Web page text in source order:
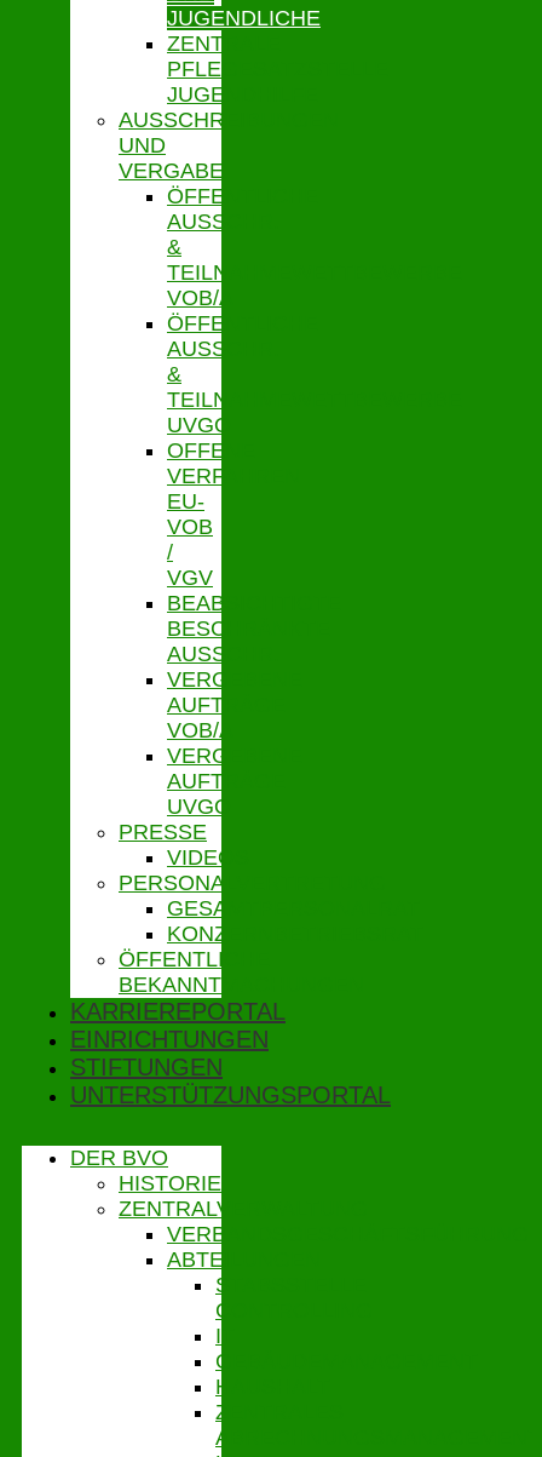
JUGENDLICHE
ZENTRALE
PFLEGESATZSTELLE
JUGENDHILFE
AUSSCHREIBUNGEN
UND
VERGABE
ÖFFENTLICHE
AUSSCHR.
&
TEILNAHMEWETTBEWERBE
VOB/A
ÖFFENTLICHE
AUSSCHR.
&
TEILNAHMEWETTBEWERBE
UVGO
OFFENE
VERFAHREN
EU-
VOB
/
VGV
BEABSICHTIGTE
BESCHRÄNKTE
AUSSCHR.
VERGEBENE
AUFTRÄGE
VOB/A
VERGEBENE
AUFTRÄGE
UVGO
PRESSE
VIDEOS
PERSONALVERTRETUNG
GESAMTPERSONALRAT
KONZERNBETRIEBSRAT
ÖFFENTLICHE
BEKANNTMACHUNGEN
KARRIEREPORTAL
EINRICHTUNGEN
STIFTUNGEN
UNTERSTÜTZUNGSPORTAL
DER BVO
HISTORIE
ZENTRALVERWALTUNG
VERBANDSGESCHÄFTSFÜHRUNG
ABTEILUNGEN
STABSSTELLE
CONTROLLING
IT
GEBÄUDEMANAGEMENT
HAUSHALT
ZENTRALES
ABRECHNUNGSMANAGEMENT